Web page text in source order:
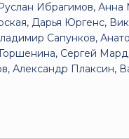
Ибрагимов,
Дарья Юргенс,
Сапунков,
Сергей
Александр Плаксин,